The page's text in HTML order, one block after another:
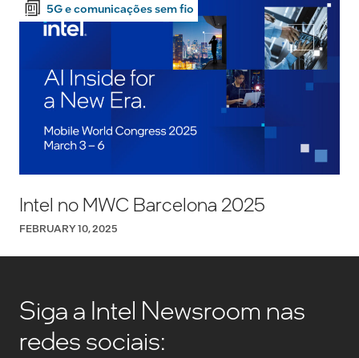
5G e comunicações sem fio
Intel no MWC Barcelona 2025
FEBRUARY 10, 2025
Siga a Intel Newsroom nas
redes sociais: